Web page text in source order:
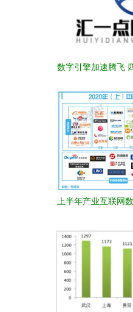
数字引擎加速腾飞
上半年产业互联网